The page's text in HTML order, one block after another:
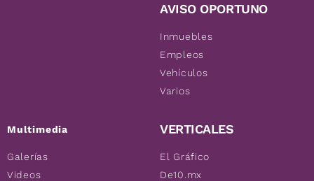
Multimedia
Galerías
Videos
AVISO OPORTUNO
Inmuebles
Empleos
Vehículos
Varios
VERTICALES
El Gráfico
De10.mx